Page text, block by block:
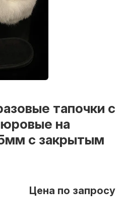
тапочки с
на
с закрытым
Цена по запросу